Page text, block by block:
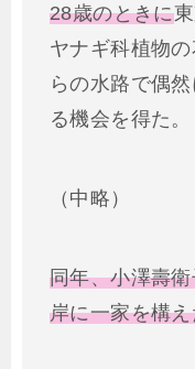
28歳のときに
ヤナギ科植物
らの水路で偶
る機会を得た。
（中略）
同年、小澤壽
岸に一家を構